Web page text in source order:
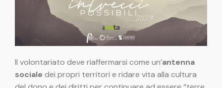
Il volontariato deve riaffermarsi come un’antenna
sociale dei propri territori e ridare vita alla cultura